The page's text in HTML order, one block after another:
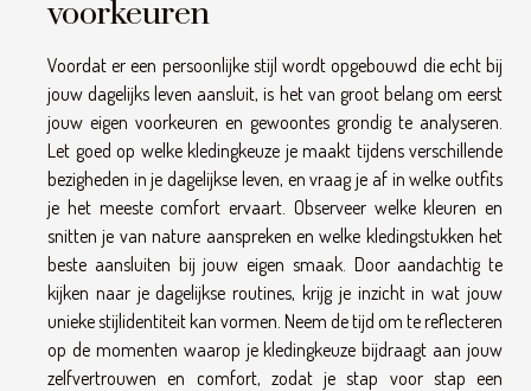
voorkeuren
Voordat er een persoonlijke stijl wordt opgebouwd die echt bij
jouw dagelijks leven aansluit, is het van groot belang om eerst
jouw eigen voorkeuren en gewoontes grondig te analyseren.
Let goed op welke kledingkeuze je maakt tijdens verschillende
bezigheden in je dagelijkse leven, en vraag je af in welke outfits
je het meeste comfort ervaart. Observeer welke kleuren en
snitten je van nature aanspreken en welke kledingstukken het
beste aansluiten bij jouw eigen smaak. Door aandachtig te
kijken naar je dagelijkse routines, krijg je inzicht in wat jouw
unieke stijlidentiteit kan vormen. Neem de tijd om te reflecteren
op de momenten waarop je kledingkeuze bijdraagt aan jouw
zelfvertrouwen en comfort, zodat je stap voor stap een